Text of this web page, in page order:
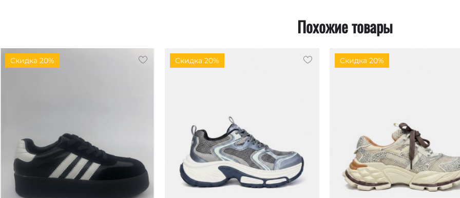
Похожие товары
Скидка 20% Скидка 20% Скидка 20%